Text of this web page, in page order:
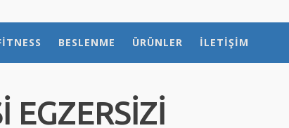
BESLENME ÜRÜNLER İLETIŞIM
EGZERSIZI